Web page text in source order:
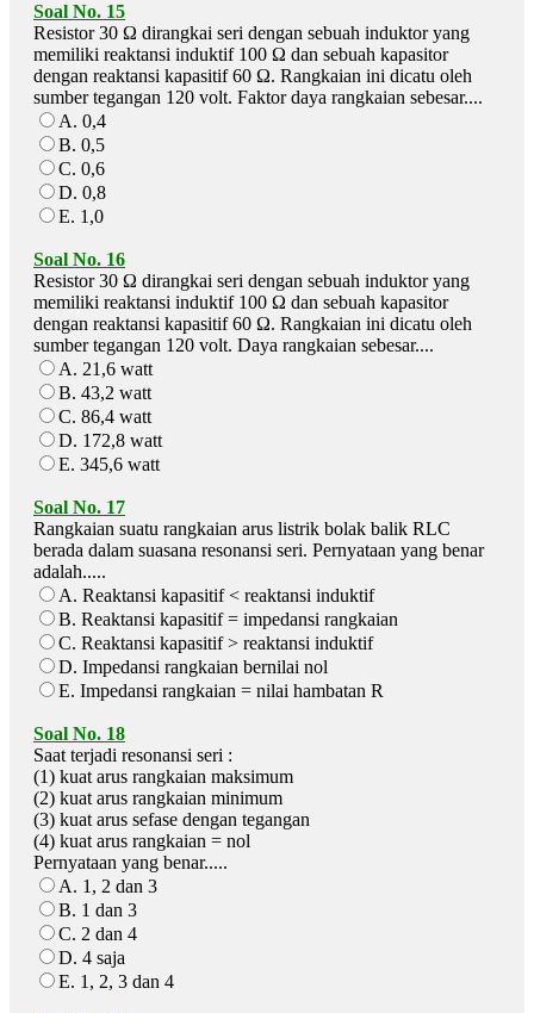
Soal No. 15
Resistor 30 Ω dirangkai seri dengan sebuah induktor yang
memiliki reaktansi induktif 100 Ω dan sebuah kapasitor
dengan reaktansi kapasitif 60 Ω. Rangkaian ini dicatu oleh
sumber tegangan 120 volt. Faktor daya rangkaian sebesar....
A. 0,4
B. 0,5
C. 0,6
D. 0,8
E. 1,0
Soal No. 16
Resistor 30 Ω dirangkai seri dengan sebuah induktor yang
memiliki reaktansi induktif 100 Ω dan sebuah kapasitor
dengan reaktansi kapasitif 60 Ω. Rangkaian ini dicatu oleh
sumber tegangan 120 volt. Daya rangkaian sebesar....
A. 21,6 watt
B. 43,2 watt
C. 86,4 watt
D. 172,8 watt
E. 345,6 watt
Soal No. 17
Rangkaian suatu rangkaian arus listrik bolak balik RLC
berada dalam suasana resonansi seri. Pernyataan yang benar
adalah.....
A. Reaktansi kapasitif < reaktansi induktif
B. Reaktansi kapasitif = impedansi rangkaian
C. Reaktansi kapasitif > reaktansi induktif
D. Impedansi rangkaian bernilai nol
E. Impedansi rangkaian = nilai hambatan R
Soal No. 18
Saat terjadi resonansi seri :
(1) kuat arus rangkaian maksimum
(2) kuat arus rangkaian minimum
(3) kuat arus sefase dengan tegangan
(4) kuat arus rangkaian = nol
Pernyataan yang benar.....
A. 1, 2 dan 3
B. 1 dan 3
C. 2 dan 4
D. 4 saja
E. 1, 2, 3 dan 4